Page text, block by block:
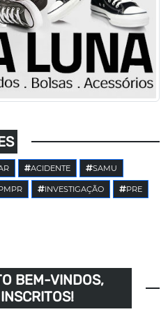
ACIDENTE SAMU
INVESTIGAÇÃO PRE
BEM-VINDOS,